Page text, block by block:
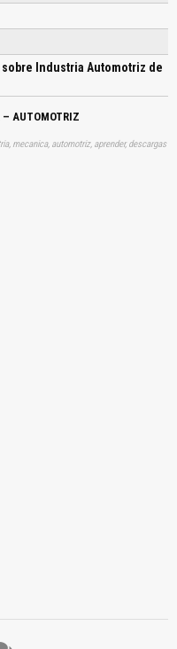
Industria Automotriz de
AUTOMOTRIZ
mecanica, automotriz, aprender, descargas